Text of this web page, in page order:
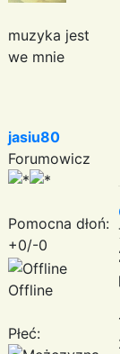
muzyka jest
we mnie
jasiu80
Forumowicz
Pomocna dłoń:
+0/-0
Offline
Płeć: